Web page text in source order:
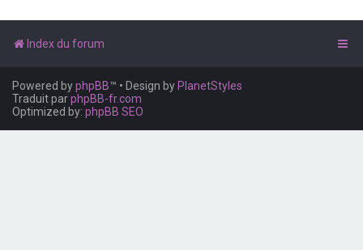
Index du forum
Powered byphpBB™ • Design by PlanetStyles
Traduit parphpBB-fr.com
Optimized by: phpBB SEO